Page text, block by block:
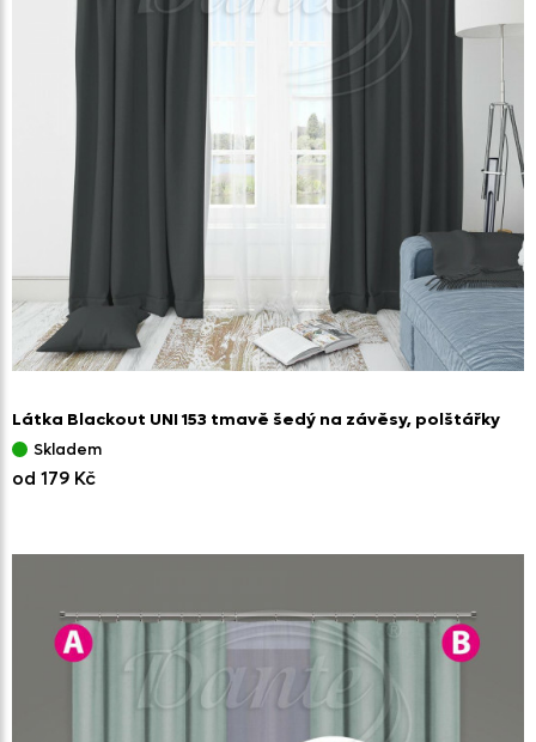
Látka Blackout UNI 153 tmavě šedý na závěsy, polštářky
Skladem
od 179 Kč